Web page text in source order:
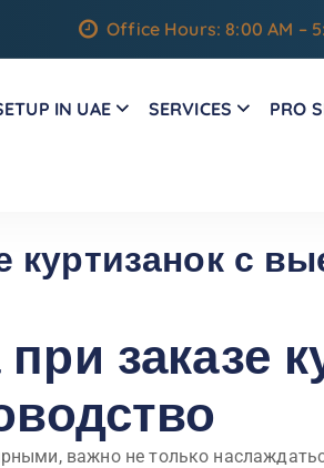
Office Hours: 8:00 AM –
IN UAE SERVICES PRO
куртизанок с
заказе
важно не только